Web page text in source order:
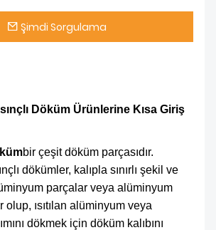
Şimdi Sorgulama
Döküm Ürünlerine Kısa Giriş
bir çeşit döküm parçasıdır.
dökümler, kalıpla sınırlı şekil ve
parçalar veya alüminyum
olup, ısıtılan alüminyum veya
dökmek için döküm kalıbını